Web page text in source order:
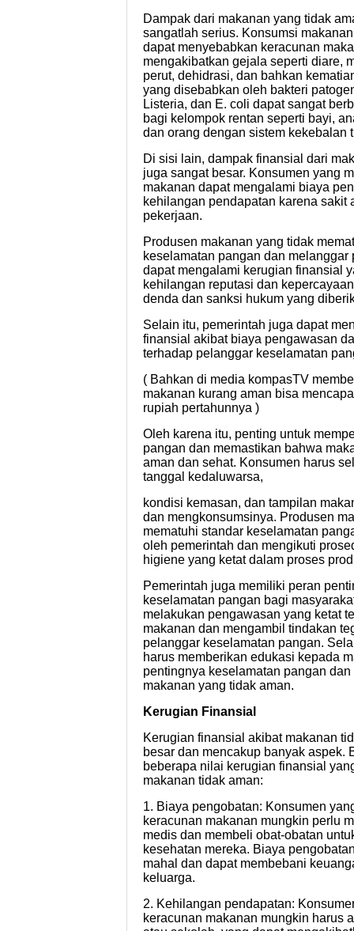
Dampak dari makanan yang tidak
sangatlah serius. Konsumsi
dapat menyebabkan keracunan
mengakibatkan gejala seperti diare,
perut, dehidrasi, dan bahkan
yang disebabkan oleh bakteri
Listeria, dan E. coli dapat sangat
bagi kelompok rentan seperti bayi,
dan orang dengan sistem kekebalan
Di sisi lain, dampak finansial dari
juga sangat besar. Konsumen yang
makanan dapat mengalami biaya
kehilangan pendapatan karena sakit
pekerjaan.
Produsen makanan yang tidak
keselamatan pangan dan melanggar
dapat mengalami kerugian finansial
kehilangan reputasi dan
denda dan sanksi hukum yang
Selain itu, pemerintah juga dapat
finansial akibat biaya pengawasan
terhadap pelanggar keselamatan
( Bahkan di media kompasTV
makanan kurang aman bisa
rupiah pertahunnya )
Oleh karena itu, penting untuk
pangan dan memastikan bahwa
aman dan sehat. Konsumen harus
tanggal kedaluwarsa,
kondisi kemasan, dan tampilan
dan mengkonsumsinya. Produsen
mematuhi standar keselamatan
oleh pemerintah dan mengikuti
higiene yang ketat dalam proses
Pemerintah juga memiliki peran
keselamatan pangan bagi
melakukan pengawasan yang ketat
makanan dan mengambil tindakan
pelanggar keselamatan pangan.
harus memberikan edukasi kepada
pentingnya keselamatan pangan
makanan yang tidak aman.
Kerugian Finansial
Kerugian finansial akibat makanan
besar dan mencakup banyak aspek.
beberapa nilai kerugian finansial
makanan tidak aman:
1. Biaya pengobatan: Konsumen
keracunan makanan mungkin perlu
medis dan membeli obat-obatan
kesehatan mereka. Biaya
mahal dan dapat membebani
keluarga.
2. Kehilangan pendapatan:
keracunan makanan mungkin harus